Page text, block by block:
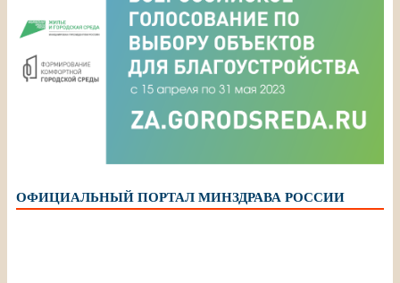
ОФИЦИАЛЬНЫЙ ПОРТАЛ МИНЗДРАВА РОССИИ